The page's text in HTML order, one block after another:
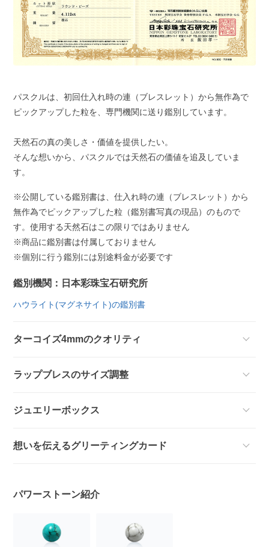
パスクルは、初回仕入れ時の連（ブレスレット）から無作為で
ピックアップした粒を、専門機関に送り鑑別しています。
天然石の真の美しさ・価値を提供したい。
そんな想いから、パスクルでは天然石の価値を追及していま
す。
※公開している鑑別書は、仕入れ時の連（ブレスレット）から
無作為でピックアップした粒（鑑別書写真の現品）のもので
す。使用する天然石はこの限りではありません
※商品に鑑別書は付属しておりません
※個別に行う鑑別には別途料金が必要です
鑑別機関：日本彩珠宝石研究所
ハウライト(マグネサイト)の鑑別書
ターコイズ4mmのクオリティ
ラップブレスのサイズ調整
ジュエリーボックス
想いを伝えるグリーティングカード
パワーストーン紹介